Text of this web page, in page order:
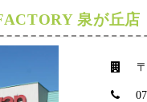
泉が丘店